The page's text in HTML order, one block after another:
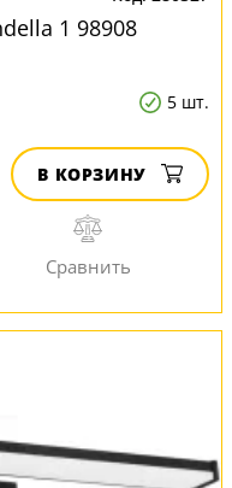
1 98908
5 шт.
В КОРЗИНУ